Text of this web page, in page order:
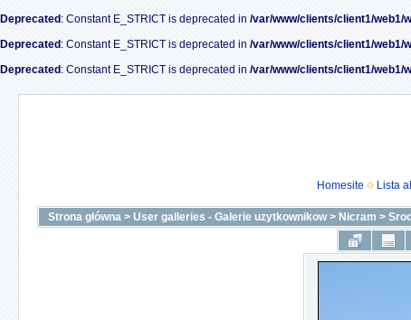
Deprecated : Constant E_STRICT is deprecated in /var/www/clients/client1/web1/
Deprecated : Constant E_STRICT is deprecated in /var/www/clients/client1/web1/
Deprecated : Constant E_STRICT is deprecated in /var/www/clients/client1/web1/
Homesite
Lista
Strona główna > User galleries - Galerie uzytkownikow> Nicram >